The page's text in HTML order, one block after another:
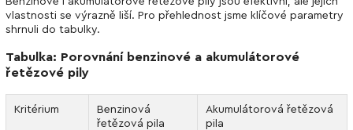
vlastnosti se výrazně liší. Pro přehlednost jsme klíčové parametry
shrnuli do tabulky.
Tabulka: Porovnání benzinové a akumulátorové
řetězové pily
Kritérium
Benzinová
řetězová pila
Akumulátorová řetězová
pila